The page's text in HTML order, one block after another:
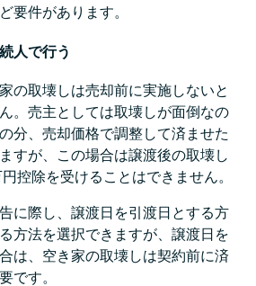
要件があります。
人で行う
の取壊しは売却前に実施しないと
。売主としては取壊しが面倒なの
分、売却価格で調整して済ませた
すが、この場合は譲渡後の取壊し
控除を受けることはできません。
に際し、譲渡日を引渡日とする方
方法を選択できますが、譲渡日を
は、空き家の取壊しは契約前に済
です。